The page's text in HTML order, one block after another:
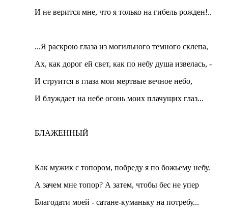
И не верится мне, что я только на гибель рожден!..
...Я раскрою глаза из могильного темного склепа,
Ах, как дорог ей свет, как по небу душа извелась, -
И струится в глаза мои мертвые вечное небо,
И блуждает на небе огонь моих плачущих глаз...
БЛАЖЕННЫЙ
Как мужик с топором, побреду я по божьему небу.
А зачем мне топор? А затем, чтобы бес не упер
Благодати моей - сатане-куманьку на потребу...